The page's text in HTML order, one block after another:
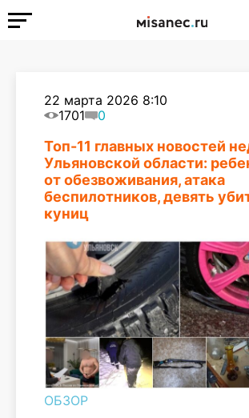
22 марта 2026 8:10
1701
0
Топ-11 главных новостей
Ульяновской области:
от обезвоживания, атака
беспилотников, девять
куниц
ОБЗОР